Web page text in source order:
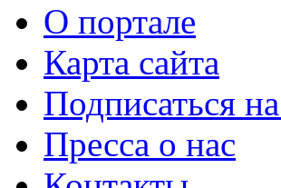
О портале
Карта сайта
Подписаться
Пресса о нас